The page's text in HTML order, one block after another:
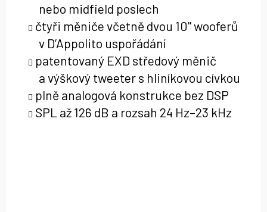
nebo midfield poslech
čtyři měniče včetně dvou 10" wooferů
v D’Appolito uspořádání
patentovaný EXD středový měnič
a výškový tweeter s hliníkovou cívkou
plně analogová konstrukce bez DSP
SPL až 126 dB a rozsah 24 Hz–23 kHz